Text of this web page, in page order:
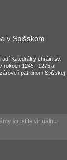
v Spišskom
Katedrálny chrám sv.
rokoch 1245 - 1275 a
patrónom Spišskej
spustíte virtuálnu